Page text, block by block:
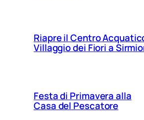
Riapre il Centro
Villaggio dei Fiori a
Festa di Primavera alla
Casa del Pescatore